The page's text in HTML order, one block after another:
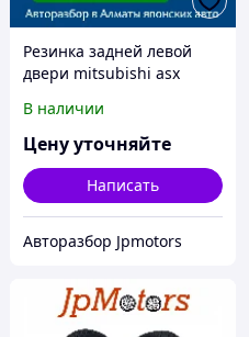
Резинка задней левой
двери mitsubishi asx
В наличии
Цену уточняйте
Написать
Авторазбор Jpmotors